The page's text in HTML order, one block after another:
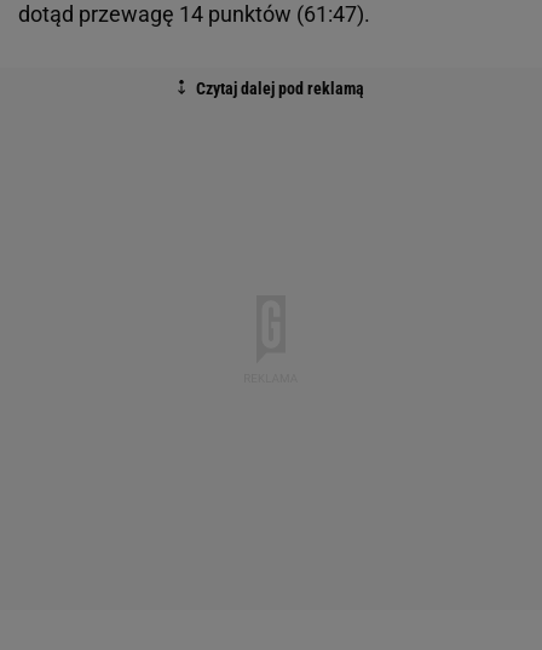
dotąd przewagę 14 punktów (61:47).